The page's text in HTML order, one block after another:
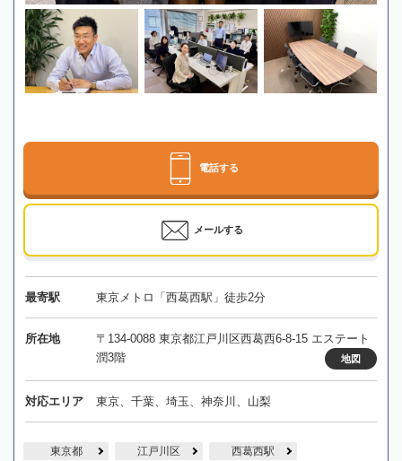
電話する
メールする
最寄駅 東京メトロ「西葛西駅」徒歩2分
所在地
〒134-0088 東京都江戸川区西葛西6-8-15 エステート
潤3階
地図
対応エリア 東京、千葉、埼玉、神奈川、山梨
東京都 江戸川区 西葛西駅